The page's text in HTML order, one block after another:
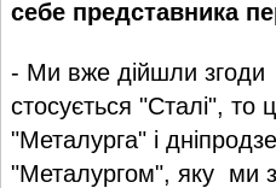
себе представника
- Ми вже дійшли
стосується "Сталі", то
"Металурга" і
"Металургом", яку ми